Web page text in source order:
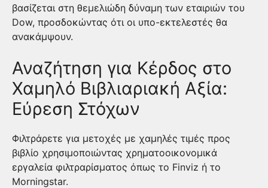
βασίζεται στη θεμελιώδη δύναμη των εταιριών του
Dow, προσδοκώντας ότι οι υπο-εκτελεστές θα
ανακάμψουν.
Αναζήτηση για Κέρδος στο
Χαμηλό Βιβλιαριακή Αξία:
Εύρεση Στόχων
Φιλτράρετε για μετοχές με χαμηλές τιμές προς
βιβλίο χρησιμοποιώντας χρηματοοικονομικά
εργαλεία φιλτραρίσματος όπως το Finviz ή το
Morningstar.